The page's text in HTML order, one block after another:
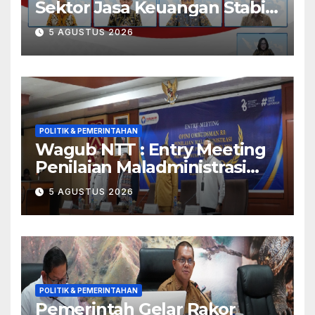
Sektor Jasa Keuangan Stabil
Di Tengah Ketidakpastian
Geopolitik dan Tekanan
Inflasi
5 AGUSTUS 2026
POLITIK & PEMERINTAHAN
Wagub NTT : Entry Meeting
Penilaian Maladministrasi
Penyelenggaraan Pelayanan
Publik Tahun 2026 Jadi
Momentum Perbaikan
Kualitas Layanan
5 AGUSTUS 2026
POLITIK & PEMERINTAHAN
Pemerintah Gelar Rakor